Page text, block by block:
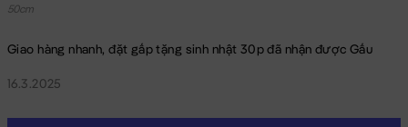
50cm
Giao hàng nhanh, đặt gấp tặng sinh nhật 30p đã nhận được Gấu
16.3.2025